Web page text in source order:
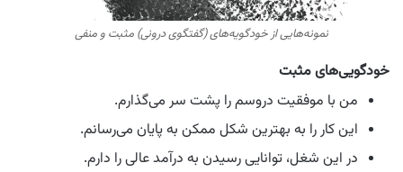
نمونه‌هایی از خودگویه‌های (گفتگوی درونی) مثبت و منفی
خودگویی‌های مثبت
من با موفقیت دروسم را پشت سر می‌گذارم.
این کار را به بهترین شکل ممکن به پایان می‌رسانم.
در این شغل، توانایی رسیدن به درآمد عالی را دارم.